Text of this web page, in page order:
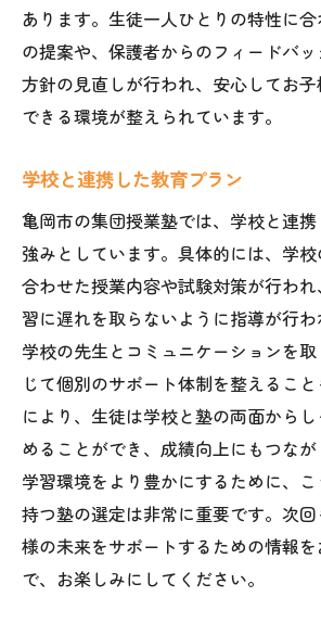
あります。生徒一人ひとりの特性に
の提案や、保護者からのフィードバ
方針の見直しが行われ、安心してお
できる環境が整えられています。
学校と連携した教育プラン
亀岡市の集団授業塾では、学校と連
強みとしています。具体的には、学
合わせた授業内容や試験対策が行わ
習に遅れを取らないように指導が行わ
学校の先生とコミュニケーションを
じて個別のサポート体制を整えるこ
により、生徒は学校と塾の両面から
めることができ、成績向上にもつな
学習環境をより豊かにするために、
持つ塾の選定は非常に重要です。次
様の未来をサポートするための情報
で、お楽しみにしてください。